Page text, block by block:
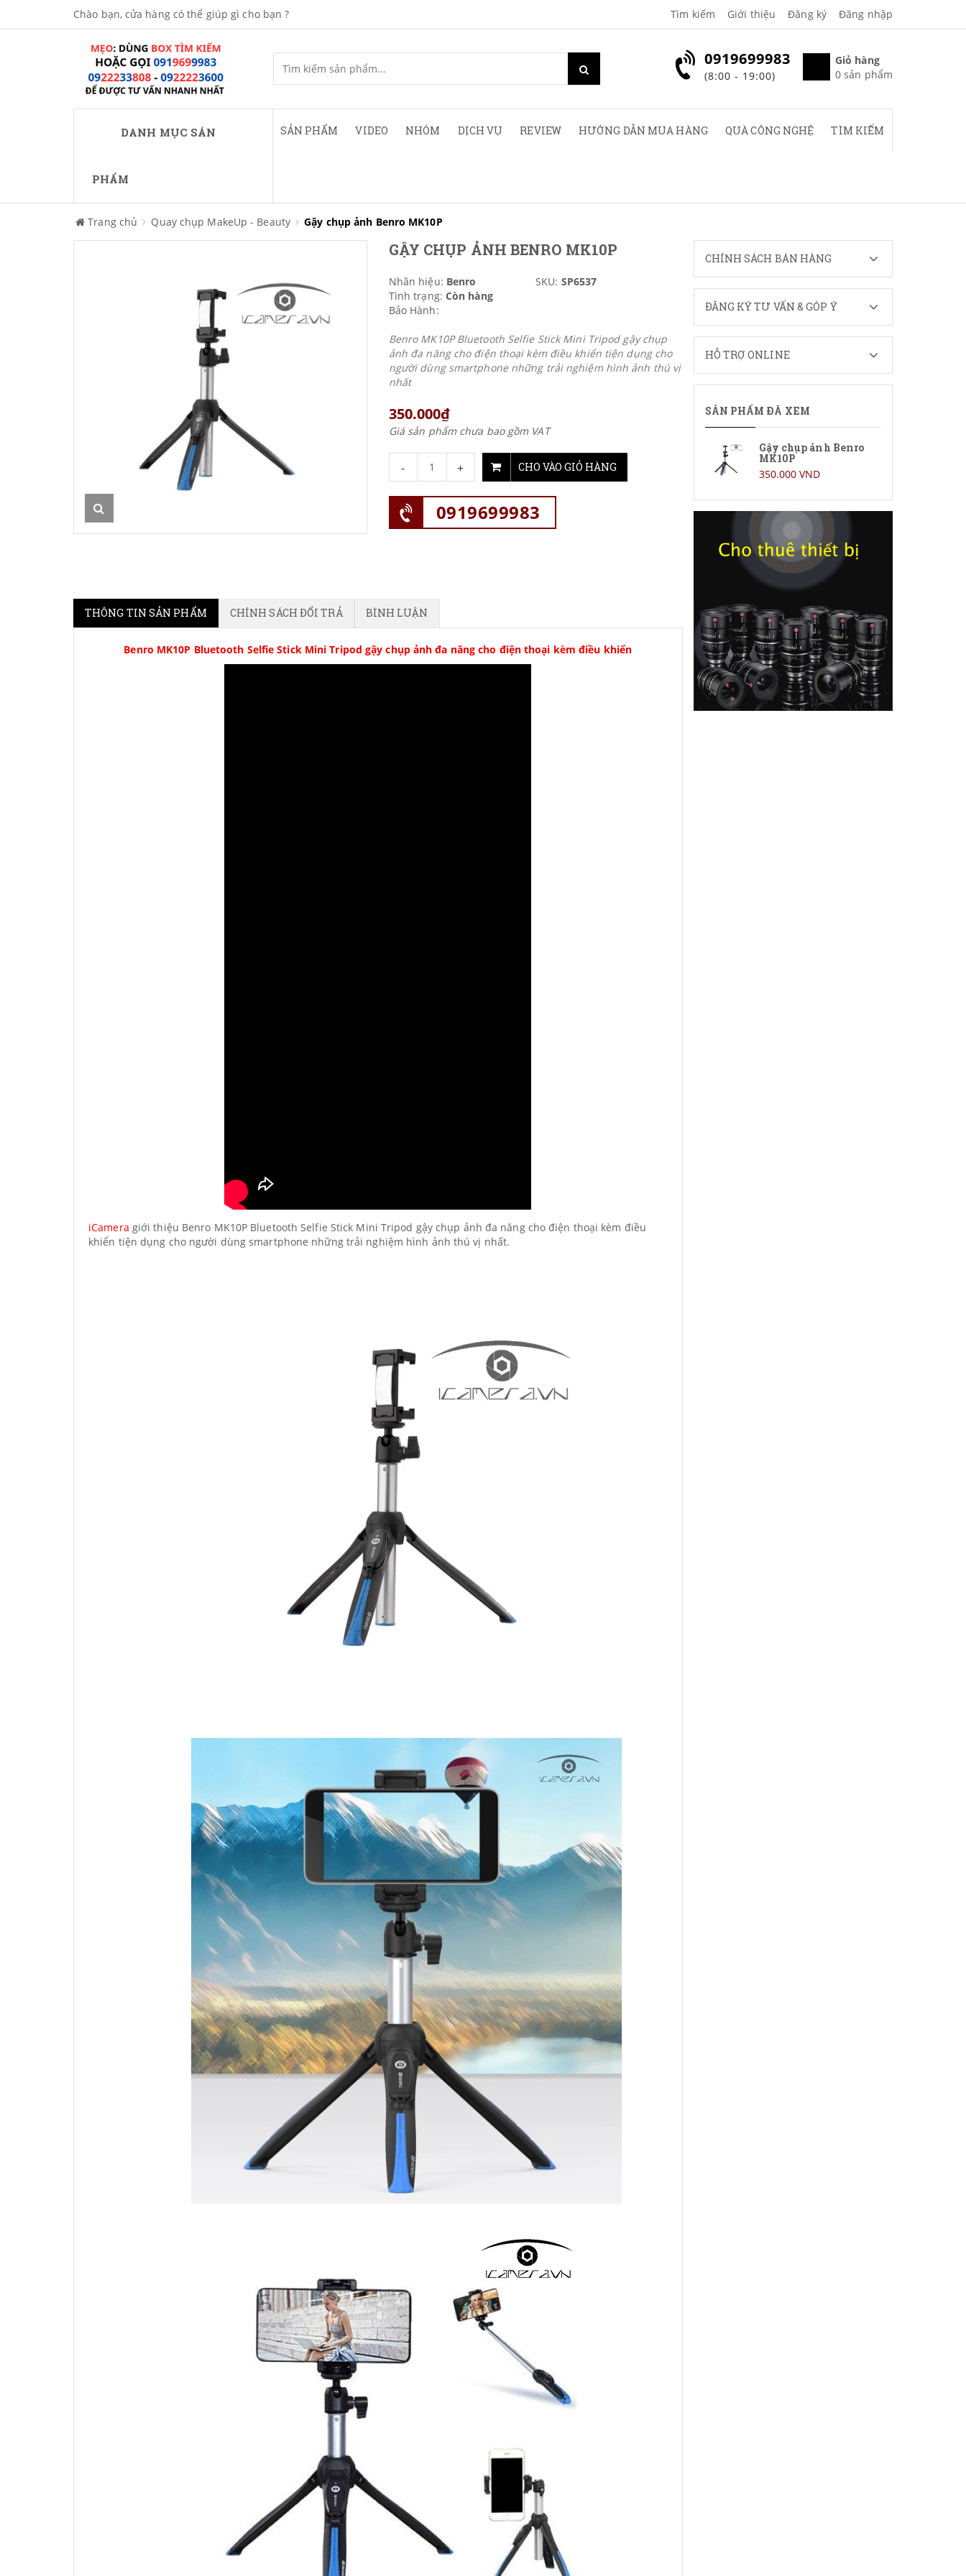
Chào bạn, cửa hàng có thể giúp gì cho bạn ? Tìm kiếm Giới thiệu Đăng ký Đăng nhập
Giỏ hàng
0 sản phẩm
0919699983
(8:00 - 19:00)
DANH MỤC SẢN
PHẨM
SẢN PHẨM VIDEO NHÓM DỊCH VỤ REVIEW HƯỚNG DẪN MUA HÀNG QUÀ CÔNG NGHỆ TÌM KIẾM
Trang chủ Quay chụp MakeUp - Beauty Gậy chụp ảnh Benro MK10P
GẬY CHỤP ẢNH BENRO MK10P
Nhãn hiệu: Benro SKU: SP6537
Tình trạng: Còn hàng
Bảo Hành:
Benro MK10P Bluetooth Selfie Stick Mini Tripod gậy chụp
ảnh đa năng cho điện thoại kèm điều khiển tiện dụng cho
người dùng smartphone những trải nghiệm hình ảnh thú vị
nhất
350.000₫
Giá sản phẩm chưa bao gồm VAT
- + CHO VÀO GIỎ HÀNG
0919699983
THÔNG TIN SẢN PHẨM CHÍNH SÁCH ĐỔI TRẢ BÌNH LUẬN
Benro MK10P Bluetooth Selfie Stick Mini Tripod gậy chụp ảnh đa năng cho điện thoại kèm điều khiển
iCamera giới thiệu Benro MK10P Bluetooth Selfie Stick Mini Tripod gậy chụp ảnh đa năng cho điện thoại kèm điều
khiển tiện dụng cho người dùng smartphone những trải nghiệm hình ảnh thú vị nhất.
CHÍNH SÁCH BÁN HÀNG
ĐĂNG KÝ TƯ VẤN & GÓP Ý
HỖ TRỢ ONLINE
SẢN PHẨM ĐÃ XEM
Gậy chụp ảnh Benro
MK10P
350.000 VND